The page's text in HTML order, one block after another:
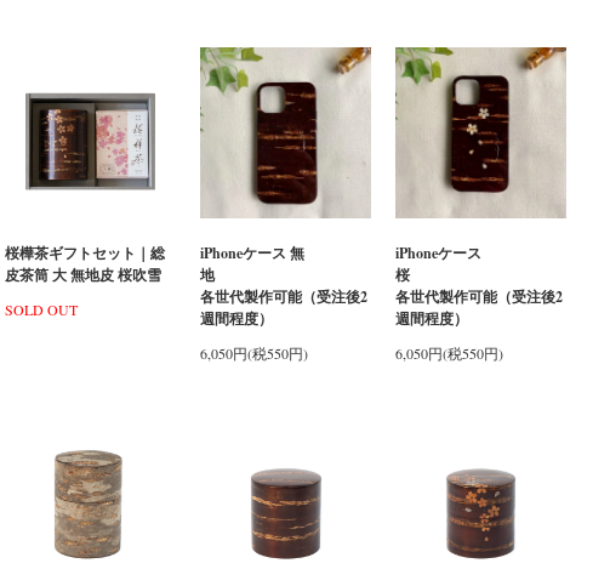
桜樺茶ギフトセット｜総
皮茶筒 大 無地皮 桜吹雪
SOLD OUT
iPhoneケース 無
地
各世代製作可能（受注後2
週間程度）
6,050円(税550円)
iPhoneケース
桜
各世代製作可能（受注後2
週間程度）
6,050円(税550円)